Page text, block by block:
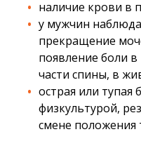
наличие крови в
у мужчин
прекращение
появление боли
части спины, в
острая или тупая
физкультурой,
смене положения